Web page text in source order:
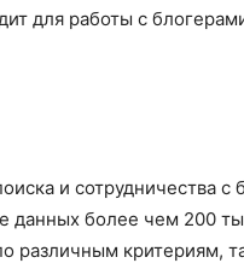
для работы с
и сотрудничества
данных более чем 200
различным критериям,